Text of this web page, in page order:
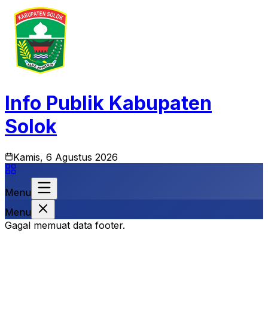
Info Publik Kabupaten
Solok
Kamis, 6 Agustus 2026
Menu
Menu
Gagal memuat data footer.